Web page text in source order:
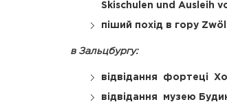
Skischulen und Ausleih
піший похід в гору
в Зальцбургу:
відвідання фортеці
відвідання музею